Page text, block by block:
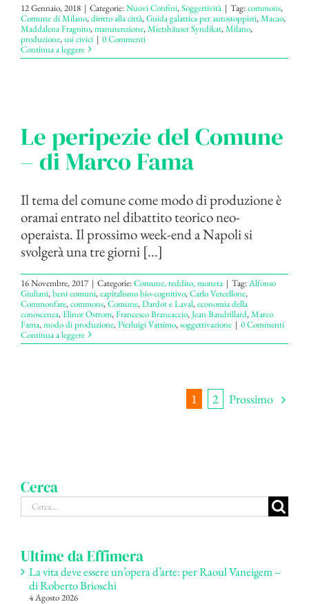
12 Gennaio, 2018 | Categorie:Nuovi Confini,Soggettività | Tag:commons,
Comune di Milano,diritto alla città,Guida galattica per autostoppisti,Macao,
Maddalena Fragnito,manutenzione,Mietshäuser Syndikat,Milano,
produzione,usi civici | 0 Commenti
Continua a leggere
Le peripezie del Comune
– di Marco Fama
Il tema del comune come modo di produzione è
oramai entrato nel dibattito teorico neo-
operaista. Il prossimo week-end a Napoli si
svolgerà una tre giorni [...]
16 Novembre, 2017 | Categorie:Comune, reddito, moneta | Tag:Alfonso
Giuliani,beni comuni,capitalismo bio-cognitivo,Carlo Vercellone,
Commonfare,commons,Comune,Dardot e Laval,economia della
conoscenza,Elinor Ostrom,Francesco Brancaccio,Jean Baudrillard,Marco
Fama,modo di produzione,Pierluigi Vattimo,soggettivazione | 0 Commenti
Continua a leggere
1 2 Prossimo
Cerca
Cerca
per:
Ultime da Effimera
La vita deve essere un’opera d’arte: per Raoul Vaneigem –
di Roberto Brioschi
4 Agosto 2026